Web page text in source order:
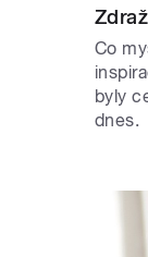
Co
byly
dnes.